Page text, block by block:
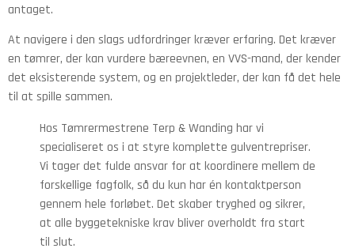
antaget.
At navigere i den slags udfordringer kræver erfaring. Det kræver
en tømrer, der kan vurdere bæreevnen, en VVS-mand, der kender
det eksisterende system, og en projektleder, der kan få det hele
til at spille sammen.
Hos Tømrermestrene Terp & Wanding har vi
specialiseret os i at styre komplette gulventrepriser.
Vi tager det fulde ansvar for at koordinere mellem de
forskellige fagfolk, så du kun har én kontaktperson
gennem hele forløbet. Det skaber tryghed og sikrer,
at alle byggetekniske krav bliver overholdt fra start
til slut.